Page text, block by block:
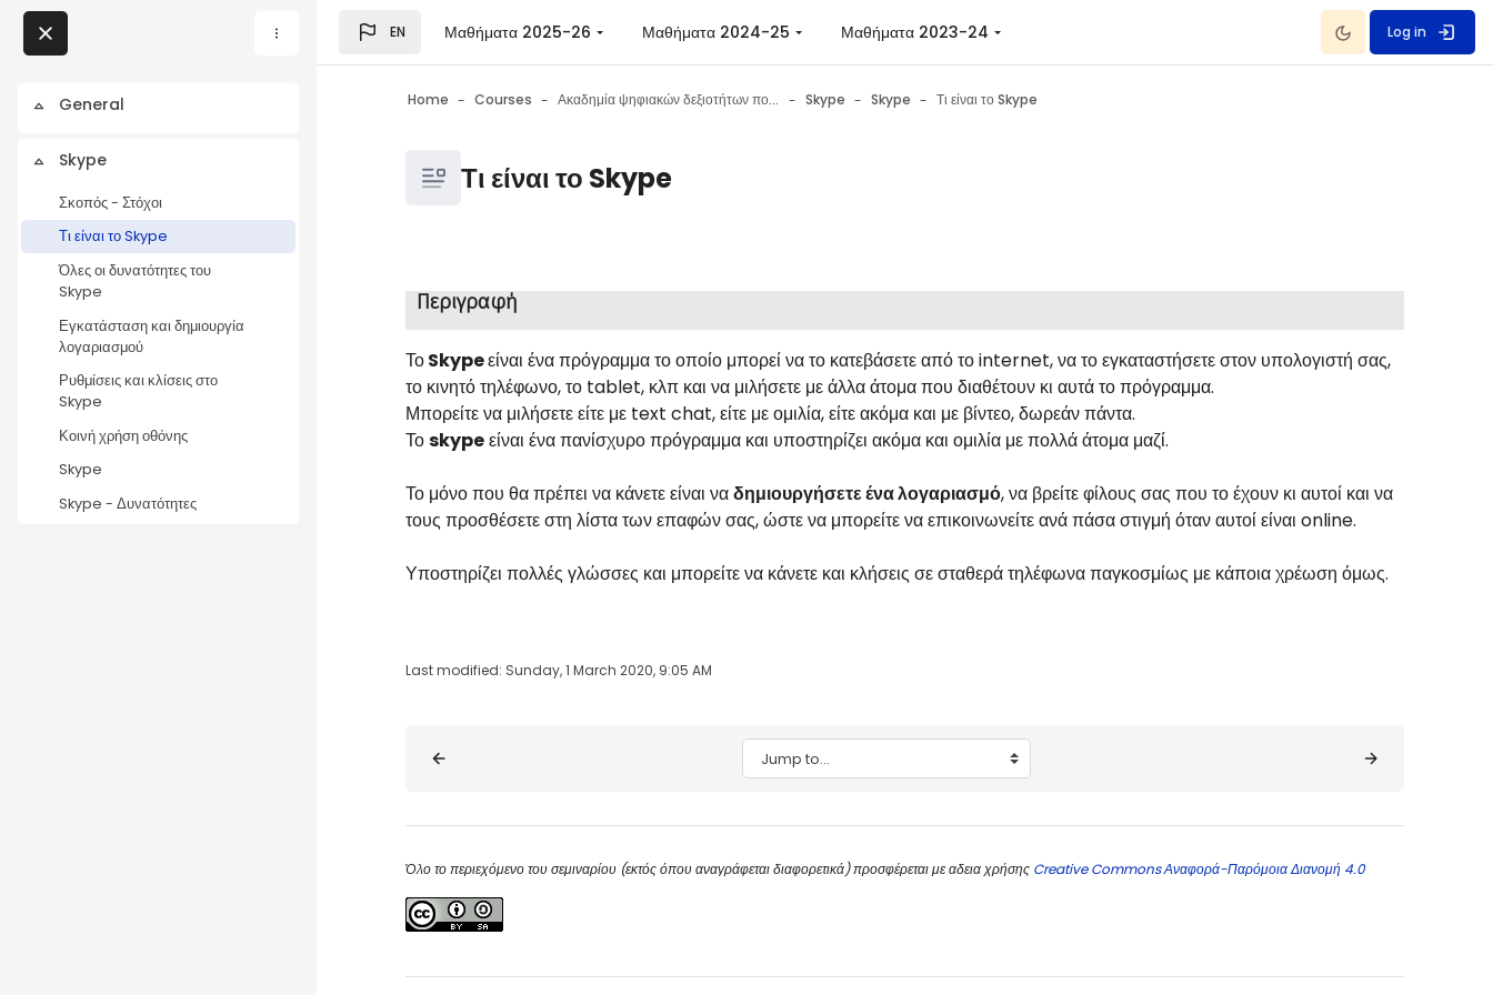
Blocks
Collapse
General
Collapse
Skype
Σκοπός - Στόχοι
Τι είναι το Skype
Όλες οι δυνατότητες του
Skype
Εγκατάσταση και δημιουργία
λογαριασμού
Ρυθμίσεις και κλίσεις στο
Skype
Κοινή χρήση οθόνης
Skype
Skype - Δυνατότητες
EN Μαθήματα 2025-26 Μαθήματα 2024-25 Μαθήματα 2023-24 Dark Mode
Log in
Home Courses Ακαδημία ψηφιακών δεξιοτήτων πολιτών Skype Skype Τι είναι το Skype
BlocksΤι είναι το Skype
Blocks
Completion requirements
Περιγραφή
ΤοSkypeείναι ένα πρόγραμμα το οποίο μπορεί να το κατεβάσετε από το internet, να το εγκαταστήσετε στον υπολογιστή σας,
το κινητό τηλέφωνο, το tablet, κλπ και να μιλήσετε με άλλα άτομα που διαθέτουν κι αυτά το πρόγραμμα.
Μπορείτε να μιλήσετε είτε με text chat, είτε με ομιλία, είτε ακόμα και με βίντεο, δωρεάν πάντα.
Τοskypeείναι ένα πανίσχυρο πρόγραμμα και υποστηρίζει ακόμα και ομιλία με πολλά άτομα μαζί.
Το μόνο που θα πρέπει να κάνετε είναι ναδημιουργήσετε ένα λογαριασμό, να βρείτε φίλους σας που το έχουν κι αυτοί και να
τους προσθέσετε στη λίστα των επαφών σας, ώστε να μπορείτε να επικοινωνείτε ανά πάσα στιγμή όταν αυτοί είναι online.
Υποστηρίζει πολλές γλώσσες και μπορείτε να κάνετε και κλήσεις σε σταθερά τηλέφωνα παγκοσμίως με κάποια χρέωση όμως.
Last modified: Sunday, 1 March 2020, 9:05 AM
Blocks Jump to...
Όλο το περιεχόμενο του σεμιναρίου (εκτός όπου αναγράφεται διαφορετικά) προσφέρεται με αδεια χρήσης Creative Commons Αναφορά-Παρόμοια Διανομή 4.0